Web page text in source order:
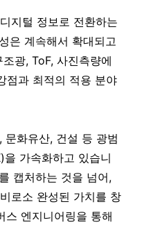
지털 정보로 전환하는
은 계속해서 확대되고
광, ToF, 사진측량에
점과 최적의 적용 분야
문화유산, 건설 등 광범
가속화하고 있습니
캡처하는 것을 넘어,
로소 완성된 가치를 창
스 엔지니어링을 통해